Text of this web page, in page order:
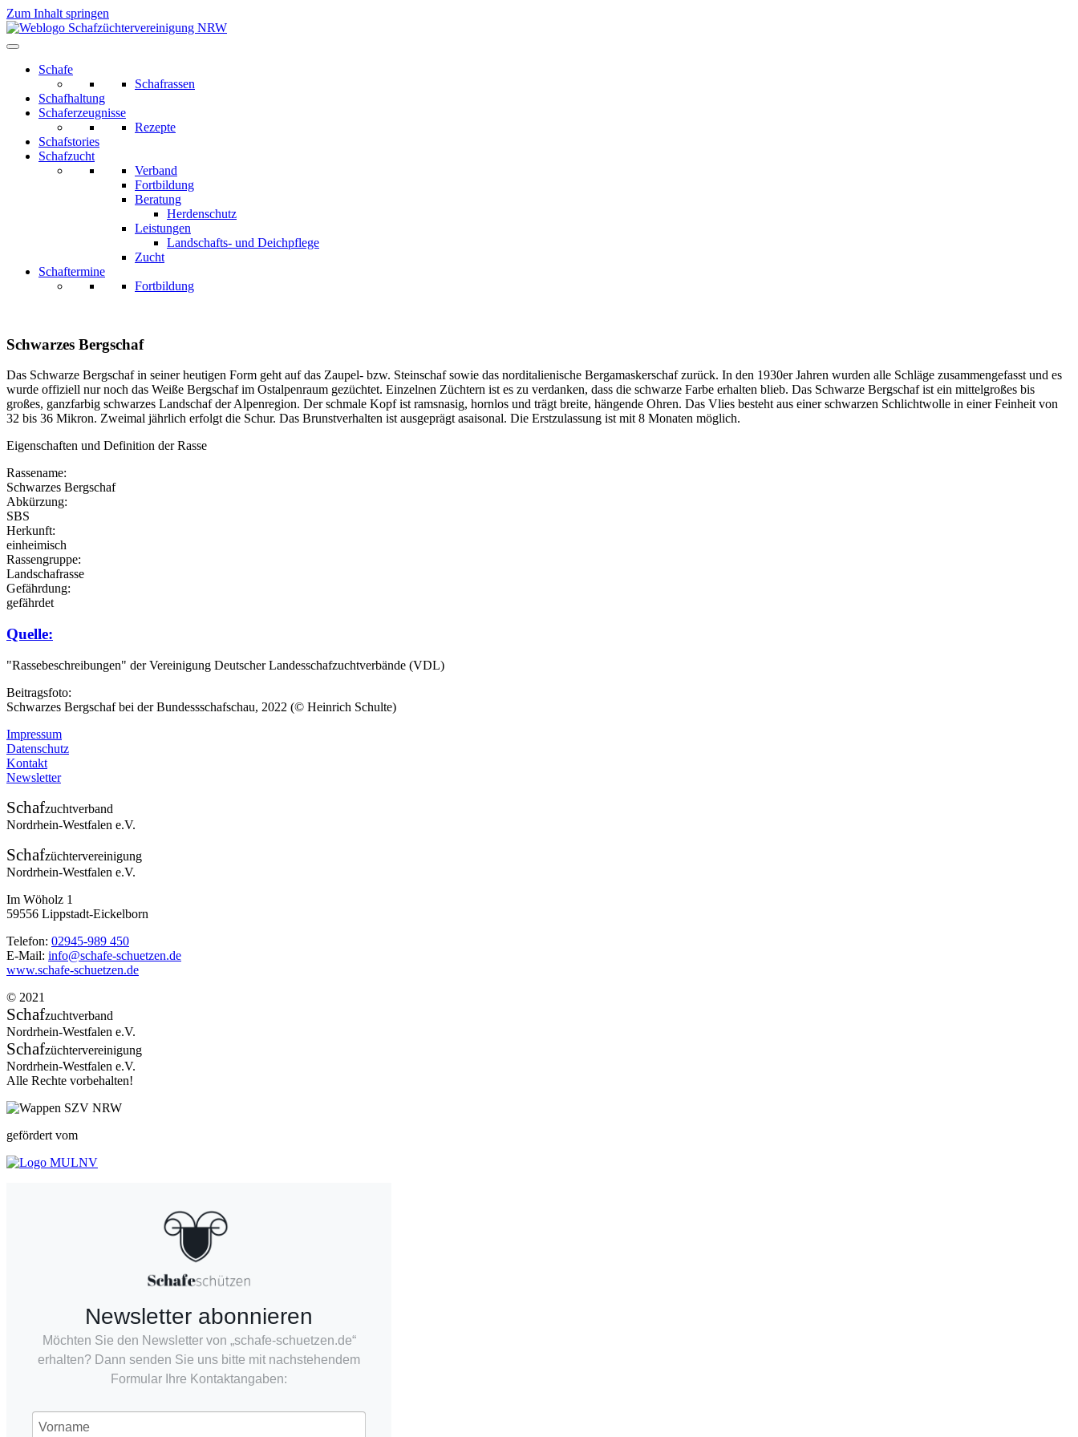
Zum Inhalt springen
Schafe
Schafrassen
Schafhaltung
Schaferzeugnisse
Rezepte
Schafstories
Schafzucht
Verband
Fortbildung
Beratung
Herdenschutz
Leistungen
Landschafts- und Deichpflege
Zucht
Schaftermine
Fortbildung
Schwarzes Bergschaf
Das Schwarze Bergschaf in seiner heutigen Form geht auf das Zaupel- bzw. Steinschaf sowie das norditalienische Bergamaskerschaf zurück. In den 1930er Jahren wurden alle Schläge zusammengefasst und es
wurde offiziell nur noch das Weiße Bergschaf im Ostalpenraum gezüchtet. Einzelnen Züchtern ist es zu verdanken, dass die schwarze Farbe erhalten blieb. Das Schwarze Bergschaf ist ein mittelgroßes bis
großes, ganzfarbig schwarzes Landschaf der Alpenregion. Der schmale Kopf ist ramsnasig, hornlos und trägt breite, hängende Ohren. Das Vlies besteht aus einer schwarzen Schlichtwolle in einer Feinheit von
32 bis 36 Mikron. Zweimal jährlich erfolgt die Schur. Das Brunstverhalten ist ausgeprägt asaisonal. Die Erstzulassung ist mit 8 Monaten möglich.
Eigenschaften und Definition der Rasse
Rassename:
Schwarzes Bergschaf
Abkürzung:
SBS
Herkunft:
einheimisch
Rassengruppe:
Landschafrasse
Gefährdung:
gefährdet
Quelle:
"Rassebeschreibungen" der Vereinigung Deutscher Landesschafzuchtverbände (VDL)
Beitragsfoto:
Schwarzes Bergschaf bei der Bundessschafschau, 2022 (© Heinrich Schulte)
Impressum
Datenschutz
Kontakt
Newsletter
Schafzuchtverband
Nordrhein-Westfalen e.V.
Schafzüchtervereinigung
Nordrhein-Westfalen e.V.
Im Wöholz 1
59556 Lippstadt-Eickelborn
Telefon: 02945-989 450
E-Mail: info@schafe-schuetzen.de
www.schafe-schuetzen.de
© 2021
Schafzuchtverband
Nordrhein-Westfalen e.V.
Schafzüchtervereinigung
Nordrhein-Westfalen e.V.
Alle Rechte vorbehalten!
gefördert vom
Newsletter abonnieren
Möchten Sie den Newsletter von „schafe-schuetzen.de“
erhalten? Dann senden Sie uns bitte mit nachstehendem
Formular Ihre Kontaktangaben: